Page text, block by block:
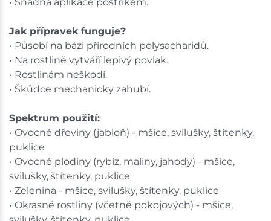
Jak přípravek funguje?
• Působí na bázi přírodních polysacharidů.
• Na rostlině vytváří lepivý povlak.
• Rostlinám neškodí.
• Škůdce mechanicky zahubí.
Spektrum použití:
• Ovocné dřeviny (jabloň) - mšice, svilušky, štítenky,
puklice
• Ovocné plodiny (rybíz, maliny, jahody) - mšice,
svilušky, štítenky, puklice
• Zelenina - mšice, svilušky, štítenky, puklice
• Okrasné rostliny (včetně pokojových) - mšice,